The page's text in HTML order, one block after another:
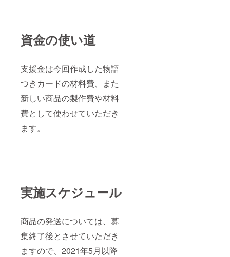
資金の使い道
支援金は今回作成した物語
つきカードの材料費、また
新しい商品の製作費や材料
費として使わせていただき
ます。
実施スケジュール
商品の発送については、募
集終了後とさせていただき
ますので、2021年5月以降